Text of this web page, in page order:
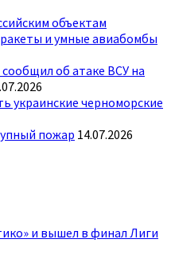
объектам
и умные авиабомбы
об атаке ВСУ на
украинские черноморские
пожар 14.07.2026
и вышел в финал Лиги